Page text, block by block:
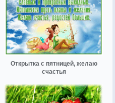
Открытка с пятницей, желаю
счастья